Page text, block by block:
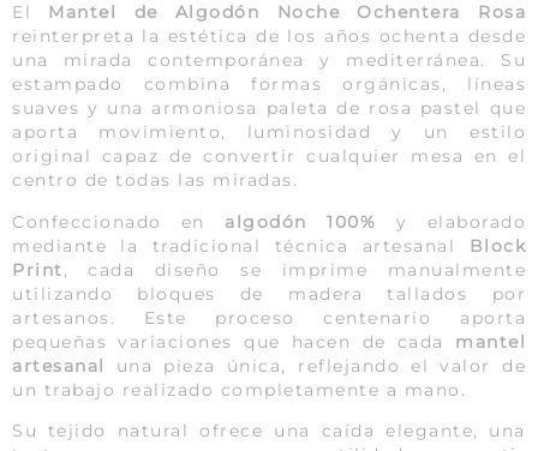
El Mantel de Algodón Noche Ochentera Rosa
reinterpreta la estética de los años ochenta desde
una mirada contemporánea y mediterránea. Su
estampado combina formas orgánicas, líneas
suaves y una armoniosa paleta de rosa pastel que
aporta movimiento, luminosidad y un estilo
original capaz de convertir cualquier mesa en el
centro de todas las miradas.
Confeccionado en algodón 100% y elaborado
mediante la tradicional técnica artesanal Block
Print, cada diseño se imprime manualmente
utilizando bloques de madera tallados por
artesanos. Este proceso centenario aporta
pequeñas variaciones que hacen de cada mantel
artesanal
una pieza única, reflejando el valor de
un trabajo realizado completamente a mano.
Su tejido natural ofrece una caída elegante, una